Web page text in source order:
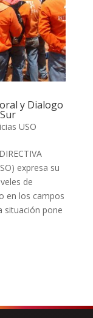
y Dialogo
USO
expresa su
de
en los campos
situación pone